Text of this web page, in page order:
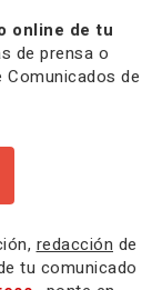
online de tu
de prensa o
de
redacción de
tu comunicado